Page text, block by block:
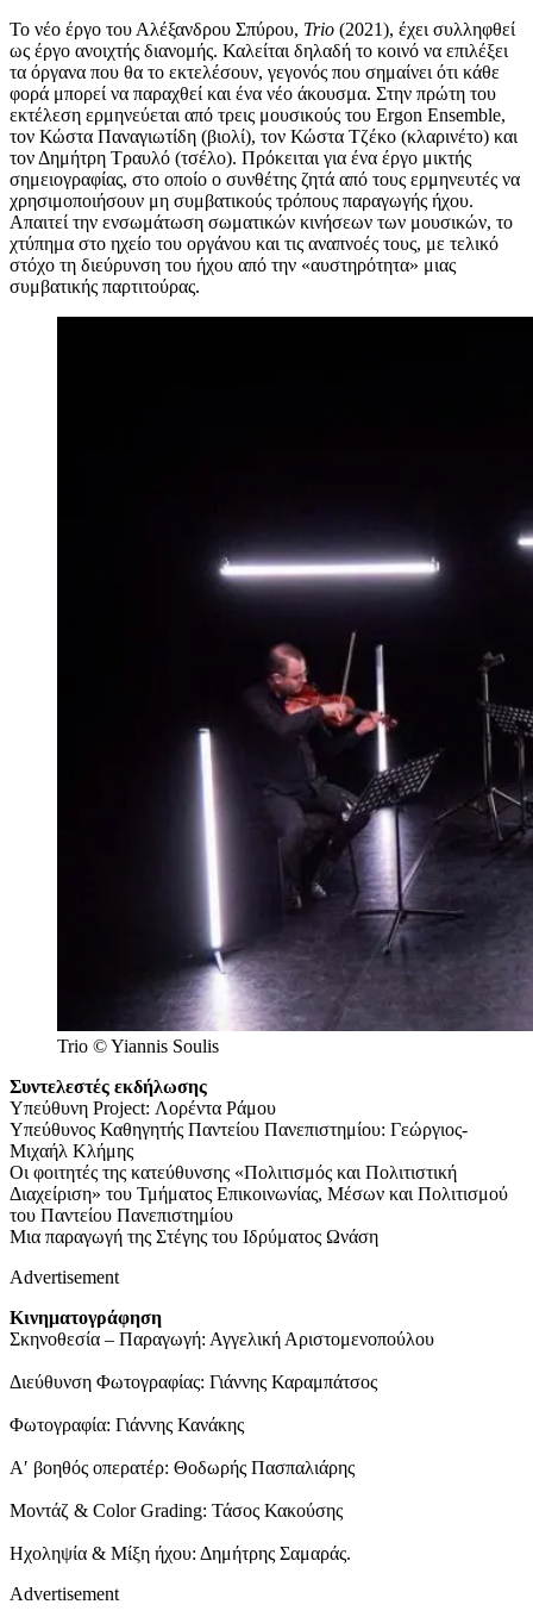
Το νέο έργο του Αλέξανδρου Σπύρου, Trio (2021), έχει συλληφθεί
ως έργο ανοιχτής διανομής. Καλείται δηλαδή το κοινό να επιλέξει
τα όργανα που θα το εκτελέσουν, γεγονός που σημαίνει ότι κάθε
φορά μπορεί να παραχθεί και ένα νέο άκουσμα. Στην πρώτη του
εκτέλεση ερμηνεύεται από τρεις μουσικούς του Ergon Ensemble,
τον Κώστα Παναγιωτίδη (βιολί), τον Κώστα Τζέκο (κλαρινέτο) και
τον Δημήτρη Τραυλό (τσέλο). Πρόκειται για ένα έργο μικτής
σημειογραφίας, στο οποίο ο συνθέτης ζητά από τους ερμηνευτές να
χρησιμοποιήσουν μη συμβατικούς τρόπους παραγωγής ήχου.
Απαιτεί την ενσωμάτωση σωματικών κινήσεων των μουσικών, το
χτύπημα στο ηχείο του οργάνου και τις αναπνοές τους, με τελικό
στόχο τη διεύρυνση του ήχου από την «αυστηρότητα» μιας
συμβατικής παρτιτούρας.
Trio © Yiannis Soulis
Συντελεστές εκδήλωσης
Υπεύθυνη Project: Λορέντα Ράμου
Υπεύθυνος Καθηγητής Παντείου Πανεπιστημίου: Γεώργιος-
Μιχαήλ Κλήμης
Οι φοιτητές της κατεύθυνσης «Πολιτισμός και Πολιτιστική
Διαχείριση» του Τμήματος Επικοινωνίας, Μέσων και Πολιτισμού
του Παντείου Πανεπιστημίου
Μια παραγωγή της Στέγης του Ιδρύματος Ωνάση
Advertisement
Κινηματογράφηση
Σκηνοθεσία – Παραγωγή: Αγγελική Αριστομενοπούλου
Διεύθυνση Φωτογραφίας: Γιάννης Καραμπάτσος
Φωτογραφία: Γιάννης Κανάκης
Α′ βοηθός οπερατέρ: Θοδωρής Πασπαλιάρης
Μοντάζ & Color Grading: Τάσος Κακούσης
Ηχοληψία & Μίξη ήχου: Δημήτρης Σαμαράς.
Advertisement